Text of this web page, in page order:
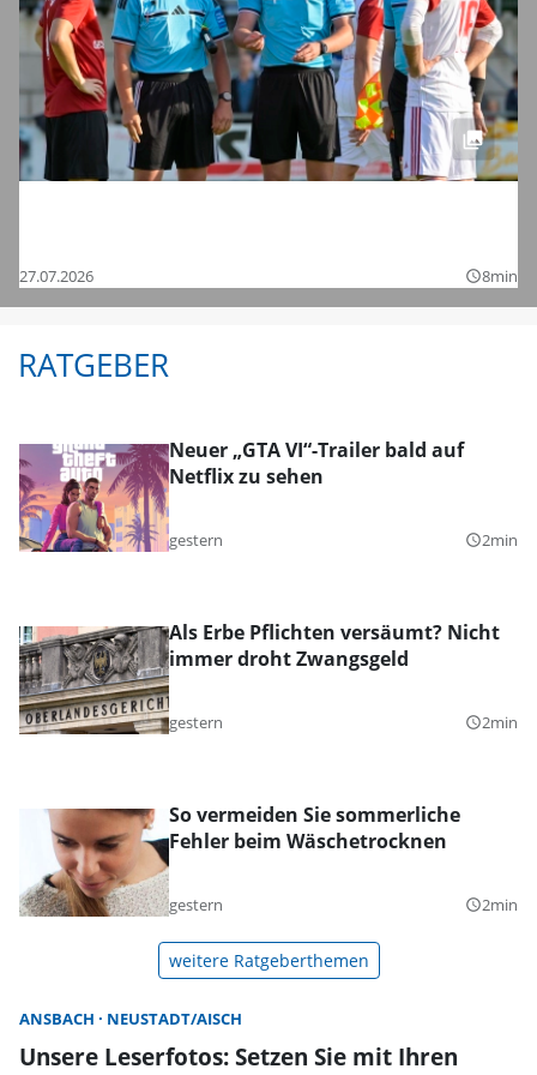
27.07.2026 query_builder8min
RATGEBER
Neuer „GTA VI“-Trailer bald auf
Netflix zu sehen
gestern query_builder2min
Als Erbe Pflichten versäumt? Nicht
immer droht Zwangsgeld
gestern query_builder2min
So vermeiden Sie sommerliche
Fehler beim Wäschetrocknen
gestern query_builder2min
weitere Ratgeberthemen
ANSBACH NEUSTADT/AISCH
Unsere Leserfotos: Setzen Sie mit Ihren